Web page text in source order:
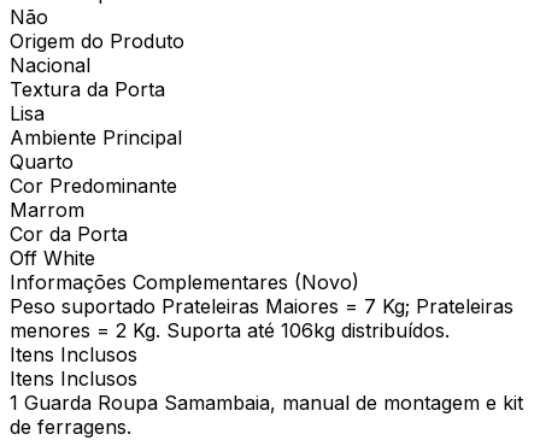
Não
Origem do Produto
Nacional
Textura da Porta
Lisa
Ambiente Principal
Quarto
Cor Predominante
Marrom
Cor da Porta
Off White
Informações Complementares (Novo)
Peso suportado Prateleiras Maiores = 7 Kg; Prateleiras
menores = 2 Kg. Suporta até 106kg distribuídos.
Itens Inclusos
Itens Inclusos
1 Guarda Roupa Samambaia, manual de montagem e kit
de ferragens.